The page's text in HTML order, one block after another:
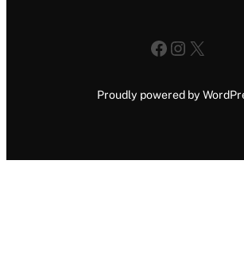
Facebook
X
Proudly powered by